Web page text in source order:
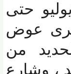
المحولات، وشارع ٢٣يوليو حتى
عوض
من
وشارع